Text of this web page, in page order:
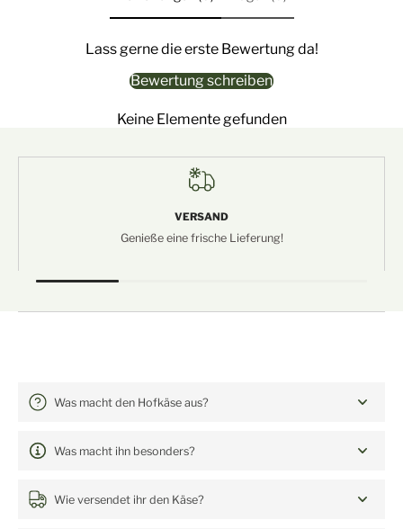
Lass gerne die erste Bewertung da!
Bewertung schreiben
Keine Elemente gefunden
VERSAND
Genieße eine frische Lieferung!
Was macht den Hofkäse aus?
Was macht ihn besonders?
Wie versendet ihr den Käse?